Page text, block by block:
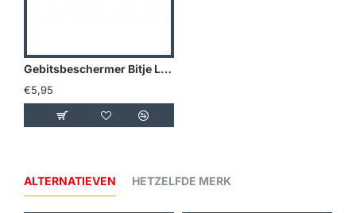
Gebitsbeschermer Bitje Legend Protect diverse kleuren - Kleuren: Blauw
€5,95
ALTERNATIEVEN HETZELFDE MERK